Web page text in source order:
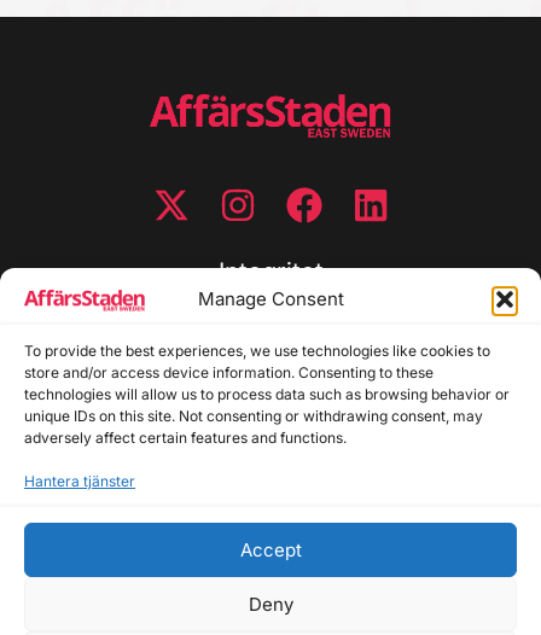
Manage Consent
To provide the best experiences, we use technologies like cookies to
store and/or access device information. Consenting to these
technologies will allow us to process data such as browsing behavior or
unique IDs on this site. Not consenting or withdrawing consent, may
adversely affect certain features and functions.
Hantera tjänster
Accept
Deny
Integritet
Cookiepolicy
Disclaimer
Redaktionell policy
Utgivarinformation
Allmänna frågor: info@affarsstaden.se | Tipsa
annons@affarsstaden.se